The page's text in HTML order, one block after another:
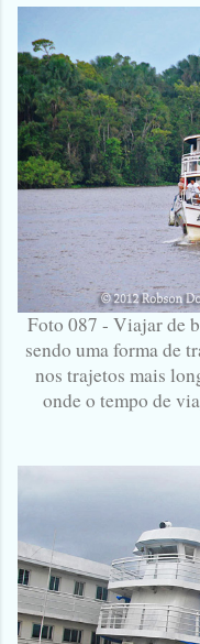
Foto 087 - Viajar de
sendo uma forma de
nos trajetos mais
onde o tempo de